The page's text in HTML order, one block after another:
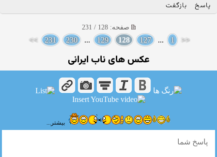
پاسخ بازگفت
صفحه: 128 / 231
<<
1
...
127
128
129
...
230
231
>>
عکس های ناب ایرانی
بیشتر...